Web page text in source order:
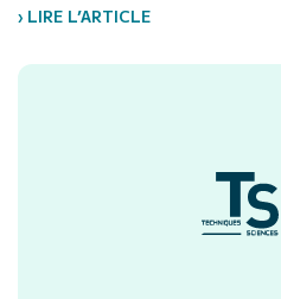
› LIRE L’ARTICLE